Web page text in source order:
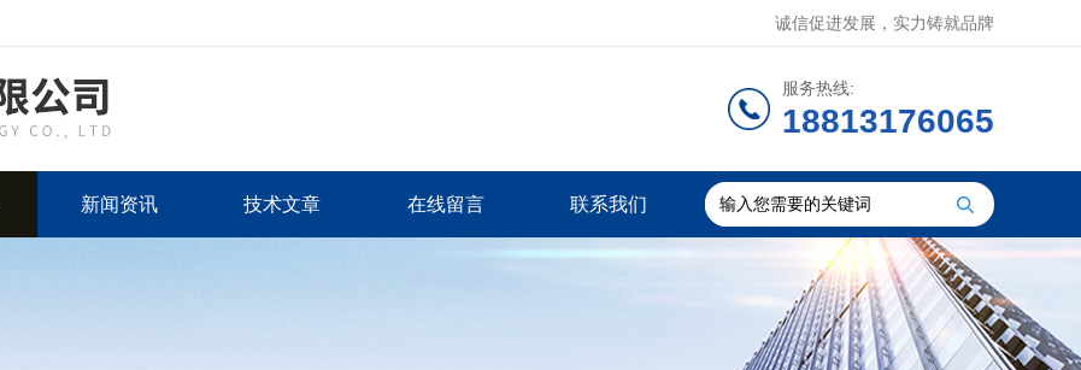
诚信促进发展，实力铸就品牌
服务热线:
18813176065
新闻资讯 技术文章 在线留言 联系我们